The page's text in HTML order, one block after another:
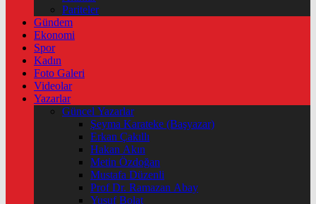
Pariteler
Gündem
Ekonomi
Spor
Kadın
Foto Galeri
Videolar
Yazarlar
Güncel Yazarlar
Şeyma Karateke (Başyazar)
Erkan Çakıllı
Hakan Akın
Metin Özdoğan
Mustafa Düzenli
Prof Dr. Ramazan Abay
Yusuf Bolat